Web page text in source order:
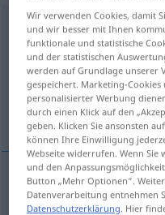
perdurar [pɛrðuˈrar]v/i
Übersicht aller
(Für mehr Details die
dauern, anhalten,
(an)dauern,anhalten,
Wir verwenden Cookies, damit
und wir besser mit Ihnen
funktionale und statistische
und der statistischen
werden auf Grundlage unserer
gespeichert. Marketing-
personalisierter Werbung
durch einen Klick auf den
geben. Klicken Sie ansonsten
können Ihre Einwilligung
Webseite widerrufen. Wenn
und den
Button „Mehr Optionen“.
Datenverarbeitung entnehmen
Datenschutzerklärung. Hier